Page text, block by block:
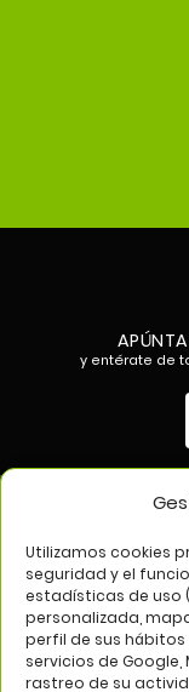
Utilizamos cookies
seguridad y el
estadísticas de uso
personalizada,
perfil de sus hábitos
servicios de
rastreo de su
y entérate de